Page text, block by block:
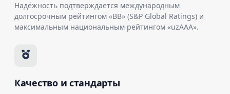
Надёжность подтверждается международным
долгосрочным рейтингом «BB» (S&P Global Ratings) и
максимальным национальным рейтингом «uzAAA».
Качество и стандарты